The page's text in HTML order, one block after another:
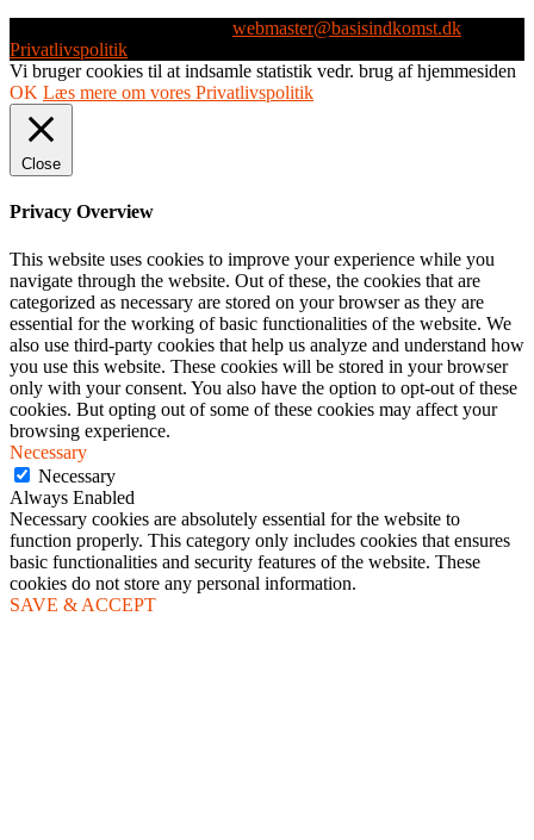
webmaster@basisindkomst.dk
Privatlivspolitik
Vi bruger cookies til at indsamle statistik vedr. brug af hjemmesiden
OK Læs mere om vores Privatlivspolitik
Close
Privacy Overview
This website uses cookies to improve your experience while you
navigate through the website. Out of these, the cookies that are
categorized as necessary are stored on your browser as they are
essential for the working of basic functionalities of the website. We
also use third-party cookies that help us analyze and understand how
you use this website. These cookies will be stored in your browser
only with your consent. You also have the option to opt-out of these
cookies. But opting out of some of these cookies may affect your
browsing experience.
Necessary
Necessary
Always Enabled
Necessary cookies are absolutely essential for the website to
function properly. This category only includes cookies that ensures
basic functionalities and security features of the website. These
cookies do not store any personal information.
SAVE & ACCEPT